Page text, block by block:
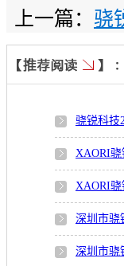
上一篇： 骁
骁锐科技
XAORI
XAORI骁
深圳市骁
深圳市骁